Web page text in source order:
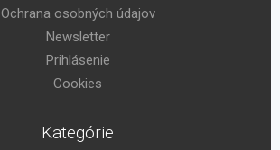
Ochrana osobných údajov
Newsletter
Prihlásenie
Cookies
Kategórie